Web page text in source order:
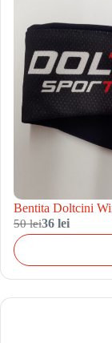
Bentita Doltcini
50 lei36 lei